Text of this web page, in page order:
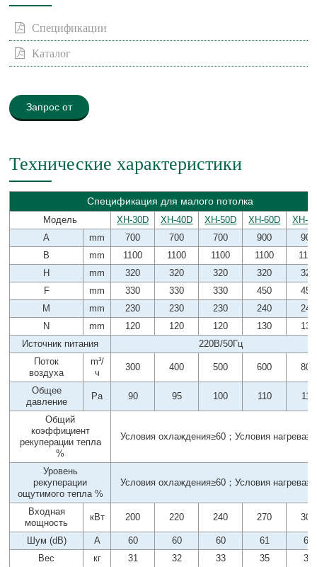
Спецификации
Каталог
Запрос от
Технические характеристики
Спецификация для малого потолка
Модель XH-30D XH-40D XH-50D XH-60D
XH-
A
mm 700 700 700 900
900
B
mm 1100 1100 1100 1100
H
mm 320 320 320 320
320
F
mm 330 330 330 450
450
M
mm 230 230 230 240
240
N
mm 120 120 120 130
130
Источник питания
220В/50Гц
Поток
воздуха
m³/
ч
300 400 500 600 800
Общее
давление
Pa 90 95 100 110 110
Общий
коэффициент
рекуперации тепла
%
Условия охлаждения≥60；Условия
Уровень
рекуперации
ощутимого тепла %
Условия охлаждения≥60；Условия
Входная
мощность
кВт 200 220 240 270 300
Шум (dB) A 60 60 60 61
62
Вес
кг 31 32 33 35 38